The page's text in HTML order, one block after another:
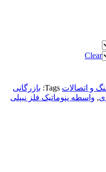
Clear
و اتصالات Tags: بازرگانی
, واسطه پنوماتیک فلز نیپلی